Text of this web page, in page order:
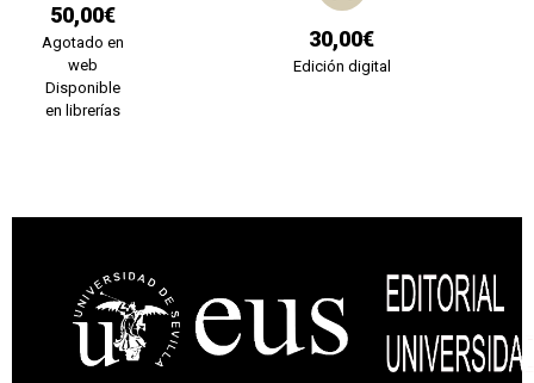
50,00€
Agotado en
web
Disponible
en librerías
30,00€
Edición digital